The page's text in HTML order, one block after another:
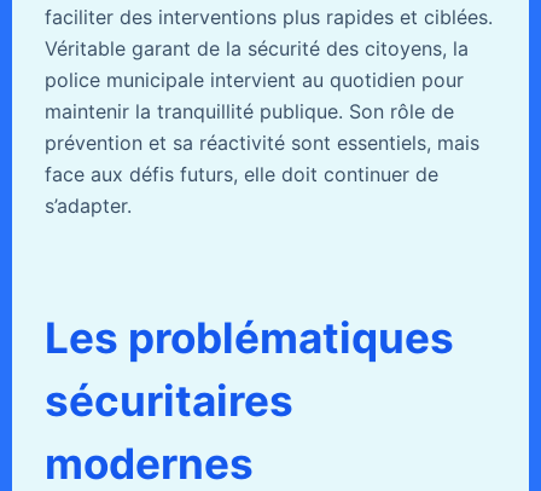
faciliter des interventions plus rapides et ciblées.
Véritable garant de la sécurité des citoyens, la
police municipale intervient au quotidien pour
maintenir la tranquillité publique. Son rôle de
prévention et sa réactivité sont essentiels, mais
face aux défis futurs, elle doit continuer de
s’adapter.
Les problématiques
sécuritaires
modernes